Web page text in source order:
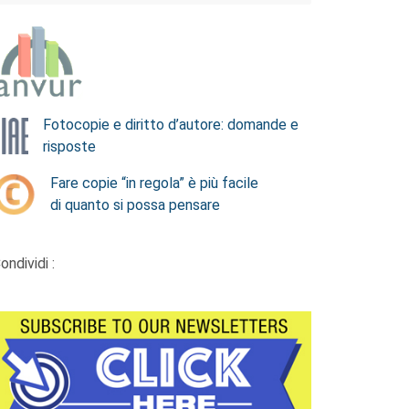
Fotocopie e diritto d’autore: domande e
risposte
Fare copie “in regola” è più facile
di quanto si possa pensare
: